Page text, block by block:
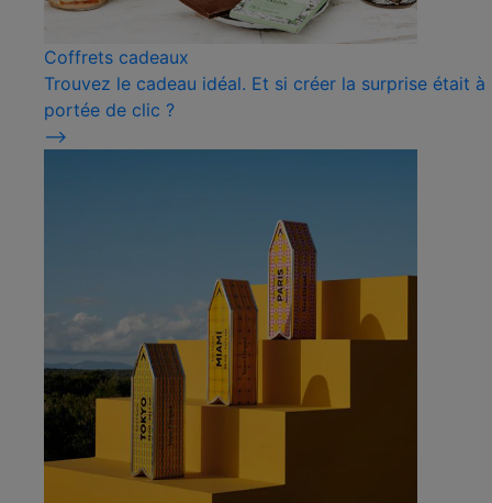
Coffrets cadeaux
Trouvez le cadeau idéal. Et si créer la surprise était à
portée de clic ?
⟶